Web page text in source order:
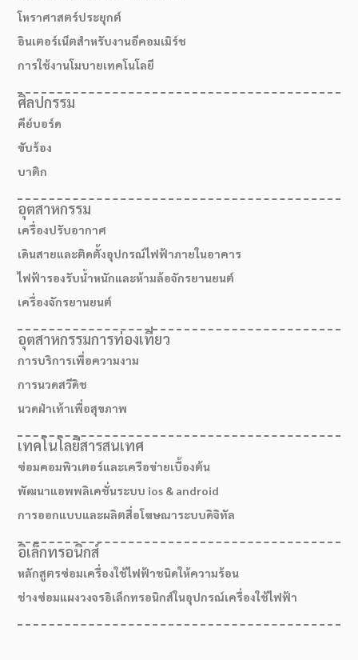
โหราศาสตร์ประยุกต์
อินเตอร์เน็ตสำหรับงานอีคอมเมิร์ช
การใช้งานโมบายเทคโนโลยี
ศิลปกรรม
คีย์บอร์ด
ขับร้อง
บาติก
อุตสาหกรรม
เครื่องปรับอากาศ
เดินสายและติดตั้งอุปกรณ์ไฟฟ้าภายในอาคาร
ไฟฟ้ารองรับน้ำหนักและห้ามล้อจักรยานยนต์
เครื่องจักรยานยนต์
อุตสาหกรรมการท่องเที่ยว
การบริการเพื่อความงาม
การนวดสวีดิช
นวดฝ่าเท้าเพื่อสุขภาพ
เทคโนโลยีสารสนเทศ
ซ่อมคอมพิวเตอร์และเครือข่ายเบื้องต้น
พัฒนาแอพพลิเคชั่นระบบ ios & android
การออกแบบและผลิตสื่อโฆษณาระบบดิจิทัล
อิเล็กทรอนิกส์
หลักสูตรซ่อมเครื่องใช้ไฟฟ้าชนิดให้ความร้อน
ช่างซ่อมแผงวงจรอิเล็กทรอนิกส์ในอุปกรณ์เครื่องใช้ไฟฟ้า